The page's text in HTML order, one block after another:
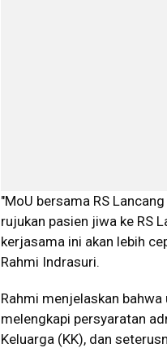
"MoU bersama RS
rujukan pasien jiwa ke RS
kerjasama ini akan lebih
Rahmi Indrasuri.
Rahmi menjelaskan bahwa
melengkapi persyaratan
Keluarga (KK), dan